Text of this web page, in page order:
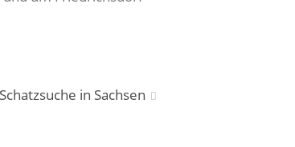
in Sachsen